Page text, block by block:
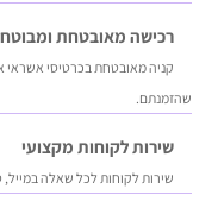
רכישה​ ​מאובטחת
קניה מאובטחת בכרטיסי אשראי
שהזמנתם.
שירות לקוחות מקצועי
שירות לקוחות לכל שאלה במייל,